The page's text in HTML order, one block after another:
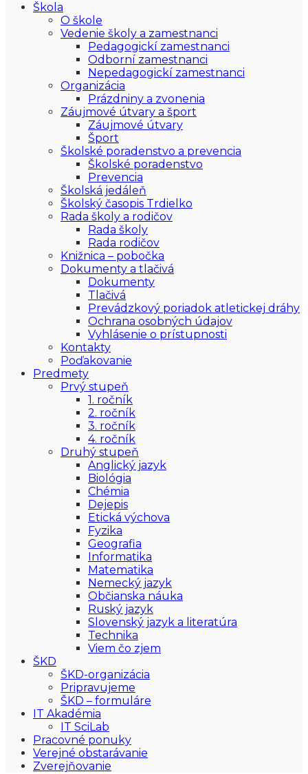
Škola
O škole
Vedenie školy a zamestnanci
Pedagogickí zamestnanci
Odborní zamestnanci
Nepedagogickí zamestnanci
Organizácia
Prázdniny a zvonenia
Záujmové útvary a šport
Záujmové útvary
Šport
Školské poradenstvo a prevencia
Školské poradenstvo
Prevencia
Školská jedáleň
Školský časopis Trdielko
Rada školy a rodičov
Rada školy
Rada rodičov
Knižnica – pobočka
Dokumenty a tlačivá
Dokumenty
Tlačivá
Prevádzkový poriadok atletickej dráhy
Ochrana osobných údajov
Vyhlásenie o prístupnosti
Kontakty
Poďakovanie
Predmety
Prvý stupeň
1. ročník
2. ročník
3. ročník
4. ročník
Druhý stupeň
Anglický jazyk
Biológia
Chémia
Dejepis
Etická výchova
Fyzika
Geografia
Informatika
Matematika
Nemecký jazyk
Občianska náuka
Ruský jazyk
Slovenský jazyk a literatúra
Technika
Viem čo zjem
ŠKD
ŠKD-organizácia
Pripravujeme
ŠKD – formuláre
IT Akadémia
IT SciLab
Pracovné ponuky
Verejné obstarávanie
Zverejňovanie